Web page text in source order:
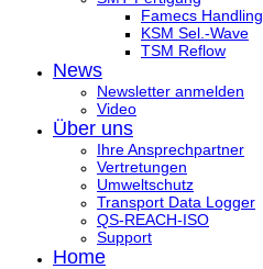
Famecs Handling
KSM Sel.-Wave
TSM Reflow
News
Newsletter anmelden
Video
Über uns
Ihre Ansprechpartner
Vertretungen
Umweltschutz
Transport Data Logger
QS-REACH-ISO
Support
Home